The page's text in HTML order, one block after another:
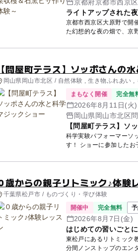
京都府京都市西京
ライトアップされた
京都市西京区大原野で開催する
た幻想的な夜の畑で、京
【問屋町テラス】ソッポさんの
岡山県岡山市北区 / 自然体験 , 生き物ふれあい
まもなく開催 完全無
2026年8月11日(火)
岡山県岡山市北区
【問屋町テラス】ソ
科学実験パフォーマーソ
歳からの親子リトミック♪体験
千葉県松戸市 / ものづくり・学び体験
開催中 完全無料
2026年8月7日(金)
はじめての習いごと
東松戸にあるリトミック教室です。 レッスンは 0歳から楽しめる
分間ノンストップのエン